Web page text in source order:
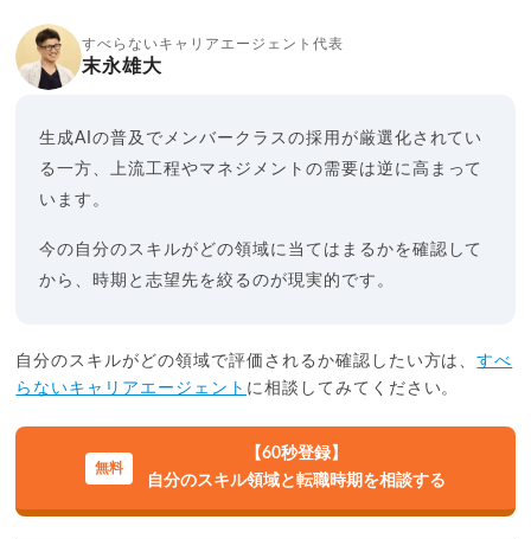
すべらないキャリアエージェント代表
末永雄大
生成AIの普及でメンバークラスの採用が厳選化されてい
る一方、上流工程やマネジメントの需要は逆に高まって
います。
今の自分のスキルがどの領域に当てはまるかを確認して
から、時期と志望先を絞るのが現実的です。
自分のスキルがどの領域で評価されるか確認したい方は、すべ
らないキャリアエージェント に相談してみてください。
【60秒登録】
自分のスキル領域と転職時期を相談する